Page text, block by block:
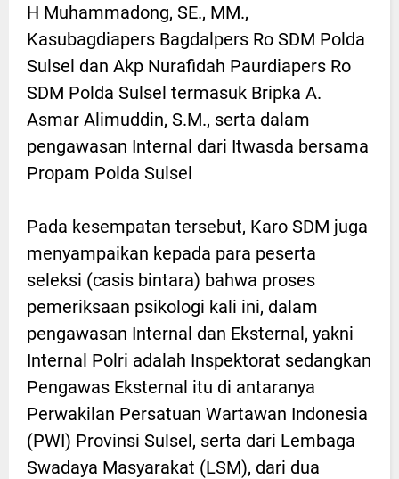
H Muhammadong, SE., MM.,
Kasubagdiapers Bagdalpers Ro SDM Polda
Sulsel dan Akp Nurafidah Paurdiapers Ro
SDM Polda Sulsel termasuk Bripka A.
Asmar Alimuddin, S.M., serta dalam
pengawasan Internal dari Itwasda bersama
Propam Polda Sulsel
Pada kesempatan tersebut, Karo SDM juga
menyampaikan kepada para peserta
seleksi (casis bintara) bahwa proses
pemeriksaan psikologi kali ini, dalam
pengawasan Internal dan Eksternal, yakni
Internal Polri adalah Inspektorat sedangkan
Pengawas Eksternal itu di antaranya
Perwakilan Persatuan Wartawan Indonesia
(PWI) Provinsi Sulsel, serta dari Lembaga
Swadaya Masyarakat (LSM), dari dua